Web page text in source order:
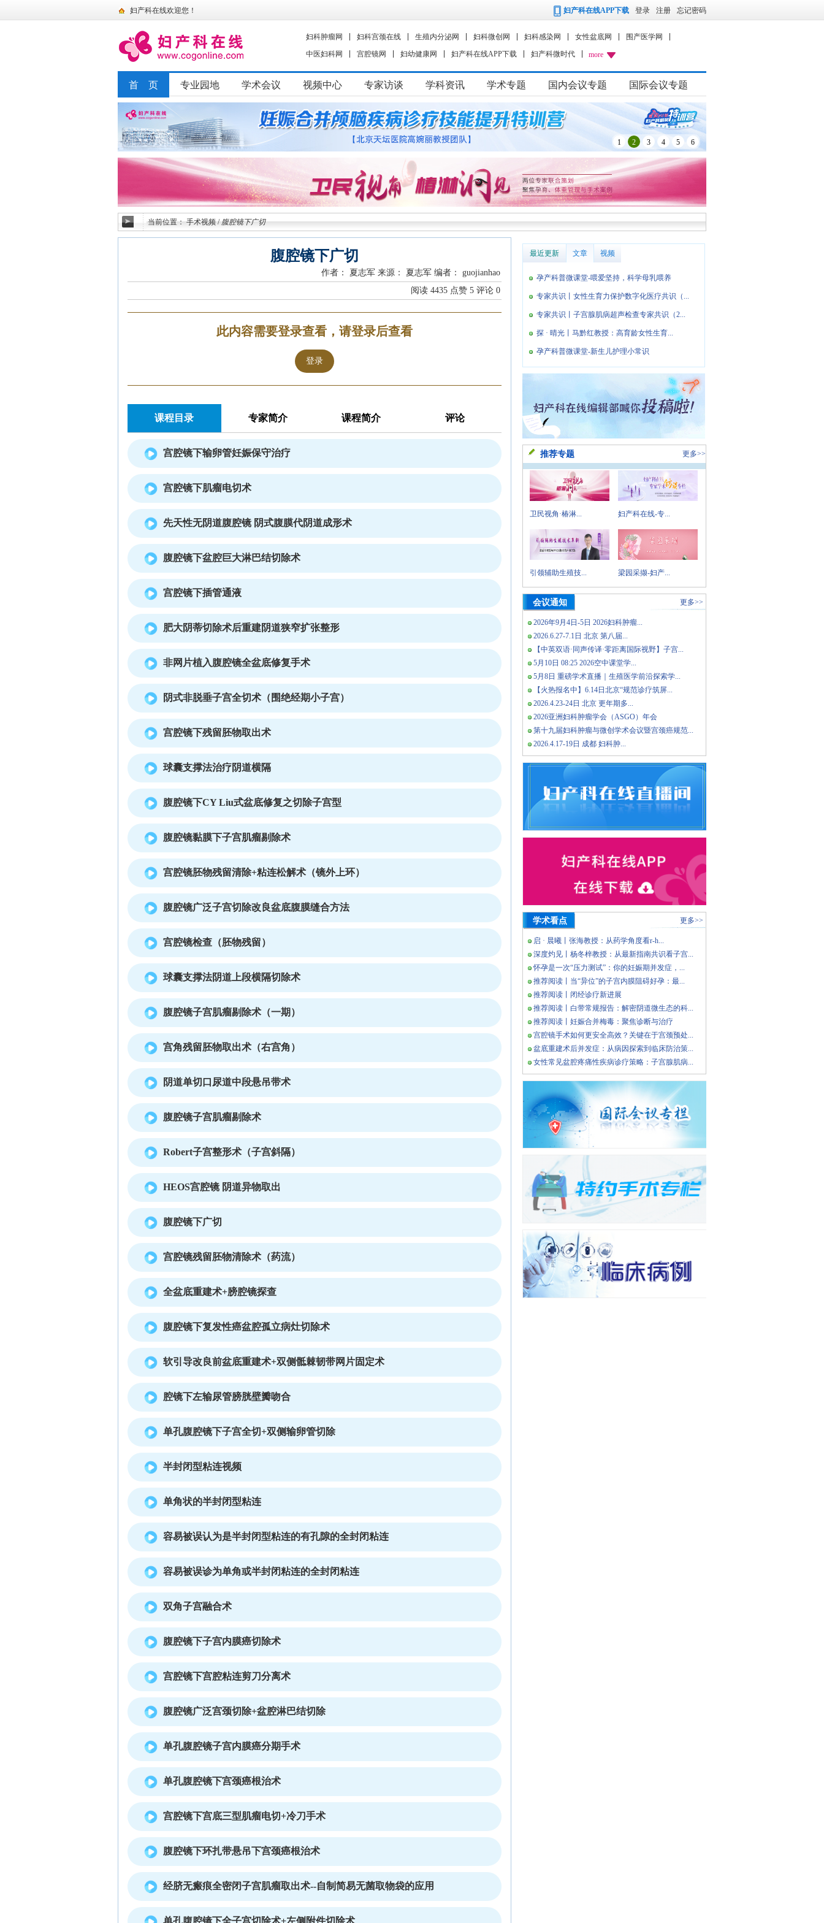
妇产科在线欢迎您！ 妇产科在线APP下载 登录 注册 忘记密码
妇科肿瘤网 妇科宫颈在线 生殖内分泌网 妇科微创网 妇科感染网 女性盆底网
围产医学网
中医妇科网
宫腔镜网 妇幼健康网 妇产科在线APP下载 妇产科微时代 more
首 页 专业园地 学术会议 视频中心 专家访谈 学科资讯 学术专题 国内会议专题 国际会议专题
1 2 3 4 5 6
当前位置：手术视频 / 腹腔镜下广切
腹腔镜下广切
作者： 夏志军 来源： 夏志军 编者： guojianhao
阅读 4435 点赞 5 评论 0
此内容需要登录查看，请登录后查看
登录
课程目录 专家简介 课程简介 评论
宫腔镜下输卵管妊娠保守治疗
宫腔镜下肌瘤电切术
先天性无阴道腹腔镜 阴式腹膜代阴道成形术
腹腔镜下盆腔巨大淋巴结切除术
宫腔镜下插管通液
肥大阴蒂切除术后重建阴道狭窄扩张整形
非网片植入腹腔镜全盆底修复手术
阴式非脱垂子宫全切术（围绝经期小子宫）
宫腔镜下残留胚物取出术
球囊支撑法治疗阴道横隔
腹腔镜下CY Liu式盆底修复之切除子宫型
腹腔镜黏膜下子宫肌瘤剔除术
宫腔镜胚物残留清除+粘连松解术（镜外上环）
腹腔镜广泛子宫切除改良盆底腹膜缝合方法
宫腔镜检查（胚物残留）
球囊支撑法阴道上段横隔切除术
腹腔镜子宫肌瘤剔除术（一期）
宫角残留胚物取出术（右宫角）
阴道单切口尿道中段悬吊带术
腹腔镜子宫肌瘤剔除术
Robert子宫整形术（子宫斜隔）
HEOS宫腔镜 阴道异物取出
腹腔镜下广切
宫腔镜残留胚物清除术（药流）
全盆底重建术+膀腔镜探查
腹腔镜下复发性癌盆腔孤立病灶切除术
软引导改良前盆底重建术+双侧骶棘韧带网片固定术
腔镜下左输尿管膀胱壁瓣吻合
单孔腹腔镜下子宫全切+双侧输卵管切除
半封闭型粘连视频
单角状的半封闭型粘连
容易被误认为是半封闭型粘连的有孔隙的全封闭粘连
容易被误诊为单角或半封闭粘连的全封闭粘连
双角子宫融合术
腹腔镜下子宫内膜癌切除术
宫腔镜下宫腔粘连剪刀分离术
腹腔镜广泛宫颈切除+盆腔淋巴结切除
单孔腹腔镜子宫内膜癌分期手术
单孔腹腔镜下宫颈癌根治术
宫腔镜下宫底三型肌瘤电切+冷刀手术
腹腔镜下环扎带悬吊下宫颈癌根治术
经脐无瘢痕全密闭子宫肌瘤取出术--自制简易无菌取物袋的应用
单孔腹腔镜下全子宫切除术+左侧附件切除术
最近更新 文章 视频
孕产科普微课堂-喂爱坚持，科学母乳喂养
专家共识丨女性生育力保护数字化医疗共识（...
专家共识丨子宫腺肌病超声检查专家共识（2...
探 · 晴光丨马黔红教授：高育龄女性生育...
孕产科普微课堂-新生儿护理小常识
推荐专题 更多>>
卫民视角·椿淋... 妇产科在线-专...
引领辅助生殖技... 梁园采撷-妇产...
会议通知 更多>>
2026年9月4日-5日 2026妇科肿瘤...
2026.6.27-7.1日 北京 第八届...
【中英双语·同声传译·零距离国际视野】子宫...
5月10日 08:25 2026空中课堂学...
5月8日 重磅学术直播｜生殖医学前沿探索学...
【火热报名中】6.14日北京“规范诊疗筑屏...
2026.4.23-24日 北京 更年期多...
2026亚洲妇科肿瘤学会（ASGO）年会
第十九届妇科肿瘤与微创学术会议暨宫颈癌规范...
2026.4.17-19日 成都 妇科肿...
学术看点 更多>>
启 · 晨曦丨张海教授：从药学角度看r-h...
深度灼见丨杨冬梓教授：从最新指南共识看子宫...
怀孕是一次“压力测试”：你的妊娠期并发症，...
推荐阅读丨当“异位”的子宫内膜阻碍好孕：最...
推荐阅读丨闭经诊疗新进展
推荐阅读丨白带常规报告：解密阴道微生态的科...
推荐阅读丨妊娠合并梅毒：聚焦诊断与治疗
宫腔镜手术如何更安全高效？关键在于宫颈预处...
盆底重建术后并发症：从病因探索到临床防治策...
女性常见盆腔疼痛性疾病诊疗策略：子宫腺肌病...